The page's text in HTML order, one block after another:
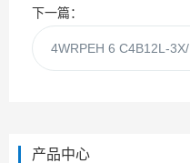
下一篇：
产品中心